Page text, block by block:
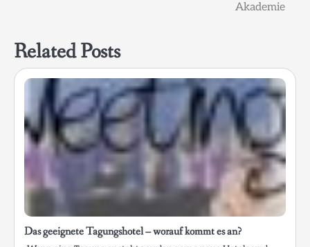
Akademie
Related Posts
Das geeignete Tagungshotel – worauf kommt es an?